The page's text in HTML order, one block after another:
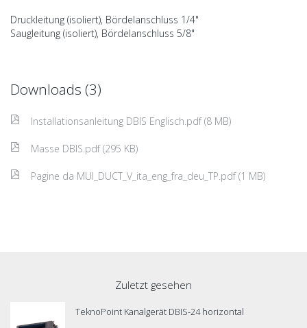
Druckleitung (isoliert), Bördelanschluss 1/4"
Saugleitung (isoliert), Bördelanschluss 5/8"
Downloads (3)
Installationsanleitung DBIS Englisch.pdf (8 MB)
Masse DBIS.pdf (295 KB)
Pagine da MUI_DUCT_V_ita_eng_fra_deu_TP.pdf (1 MB)
Zuletzt gesehen
TeknoPoint Kanalgerät DBIS-24 horizontal